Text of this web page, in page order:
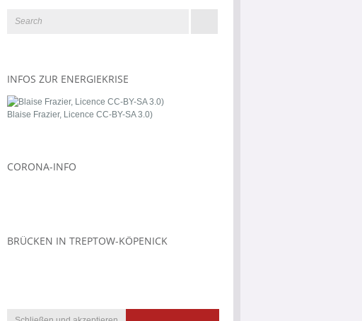
INFOS ZUR ENERGIEKRISE
Blaise Frazier, Licence CC-BY-SA 3.0)
CORONA-INFO
BRÜCKEN IN TREPTOW-KÖPENICK